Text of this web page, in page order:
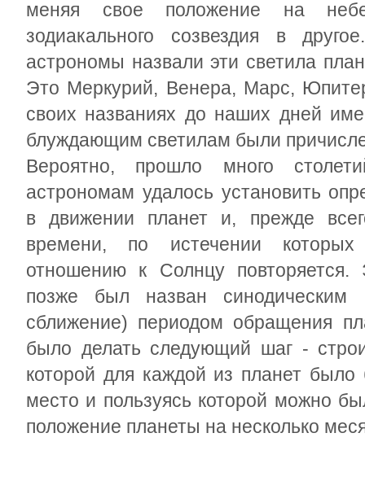
меняя свое положение на
зодиакального созвездия в
астрономы назвали эти светила
Это Меркурий, Венера, Марс,
своих названиях до наших дней
блуждающим светилам были
Вероятно, прошло много
астрономам удалось установить
в движении планет и, прежде
времени, по истечении
отношению к Солнцу повторяется.
позже был назван синодическим
сближение) периодом обращения
было делать следующий шаг -
которой для каждой из планет
место и пользуясь которой можно
положение планеты на несколько